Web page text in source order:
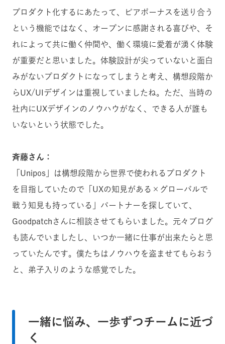
プロダクト化するにあたって、ピアボーナスを送り合う
という機能ではなく、オープンに感謝される喜びや、そ
れによって共に働く仲間や、働く環境に愛着が湧く体験
が重要だと思いました。体験設計が尖っていないと面白
みがないプロダクトになってしまうと考え、構想段階か
らUX/UIデザインは重視していましたね。ただ、当時の
社内にUXデザインのノウハウがなく、できる人が誰も
いないという状態でした。
斉藤さん：
「Unipos」は構想段階から世界で使われるプロダクト
を目指していたので「UXの知見がある×グローバルで
戦う知見も持っている」パートナーを探していて、
Goodpatchさんに相談させてもらいました。元々ブログ
も読んでいましたし、いつか一緒に仕事が出来たらと思
っていたんです。僕たちはノウハウを盗ませてもらおう
と、弟子入りのような感覚でした。
一緒に悩み、一歩ずつチームに近づ
く